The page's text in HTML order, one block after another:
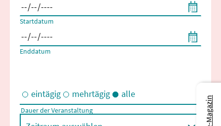
Startdatum
Enddatum
Eintägige und/oder mehrtägige Veranstaltungen
eintägig mehrtägig alle
Dauer der Veranstaltung